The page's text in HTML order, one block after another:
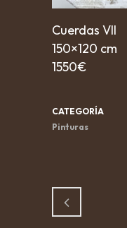
Cuerdas VII
150×120 cm
1550€
CATEGORÍA
Pinturas